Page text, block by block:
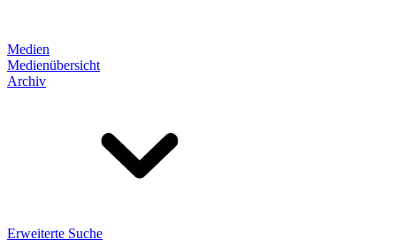
Medien
Medienübersicht
Archiv
Erweiterte Suche